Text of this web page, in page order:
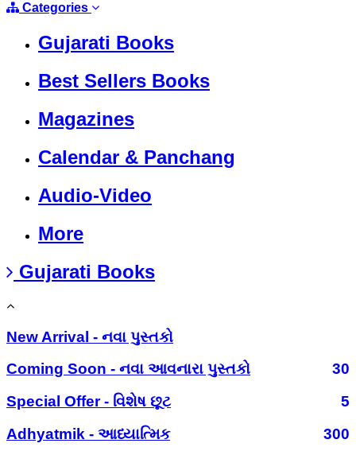
Categories
Gujarati Books
Best Sellers Books
Magazines
Calendar & Panchang
Audio-Video
More
Gujarati Books
New Arrival - નવા પુસ્તકો
Coming Soon - નવા આવનારા પુસ્તકો
30
Special Offer - વિશેષ છૂટ
5
Adhyatmik - આધ્યાત્મિક
300